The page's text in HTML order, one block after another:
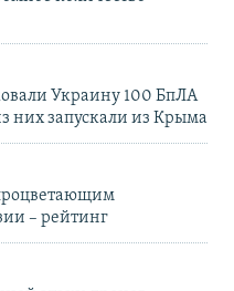
Украину 100 БпЛА
них запускали из Крыма
– рейтинг